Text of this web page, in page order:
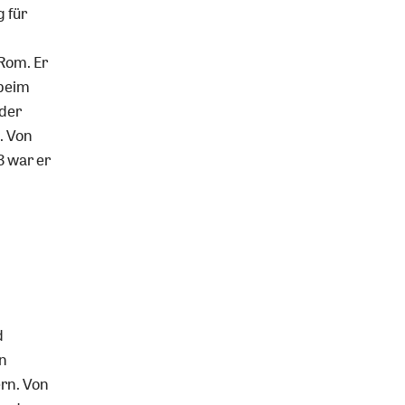
für
Er
Von
war er
Von